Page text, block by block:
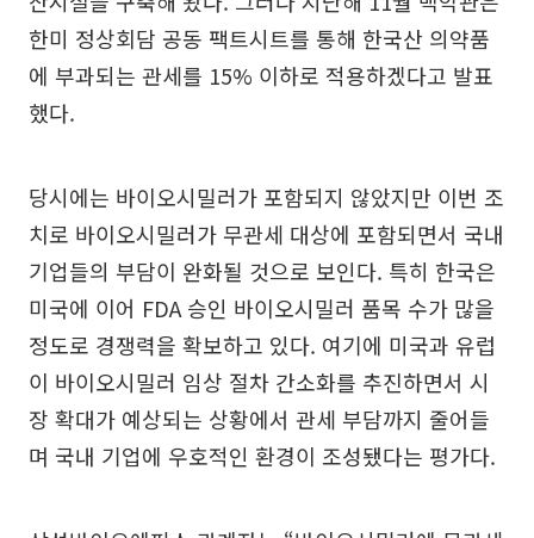
한미 정상회담 공동 팩트시트를 통해 한국산 의약품
에 부과되는 관세를 15% 이하로 적용하겠다고 발표
했다.
당시에는 바이오시밀러가 포함되지 않았지만 이번 조
치로 바이오시밀러가 무관세 대상에 포함되면서 국내
기업들의 부담이 완화될 것으로 보인다. 특히 한국은
미국에 이어 FDA 승인 바이오시밀러 품목 수가 많을
정도로 경쟁력을 확보하고 있다. 여기에 미국과 유럽
이 바이오시밀러 임상 절차 간소화를 추진하면서 시
장 확대가 예상되는 상황에서 관세 부담까지 줄어들
며 국내 기업에 우호적인 환경이 조성됐다는 평가다.